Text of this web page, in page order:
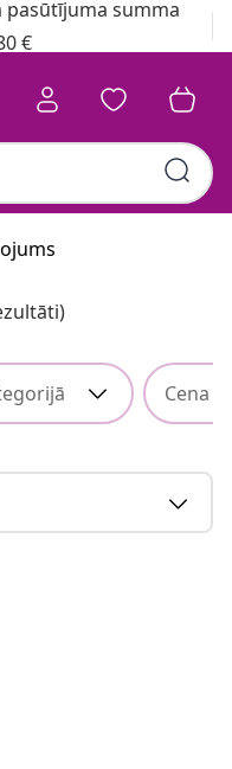
pasūtījuma summa
€
Cena